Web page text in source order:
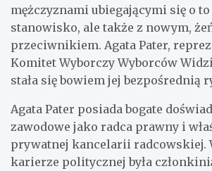
mężczyznami ubiegającymi się o to
stanowisko, ale także z nowym,
przeciwnikiem. Agata Pater,
Komitet Wyborczy Wyborców
stała się bowiem jej bezpośrednią
Agata Pater posiada bogate
zawodowe jako radca prawny i
prywatnej kancelarii radcowskiej.
karierze politycznej była